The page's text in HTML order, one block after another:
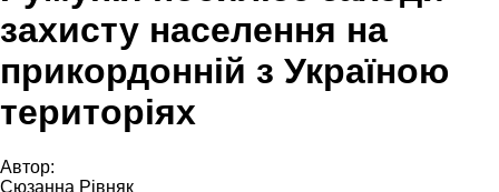
захисту населення на
прикордонній з Україною
територіях
Автор:
Сюзанна Рівняк